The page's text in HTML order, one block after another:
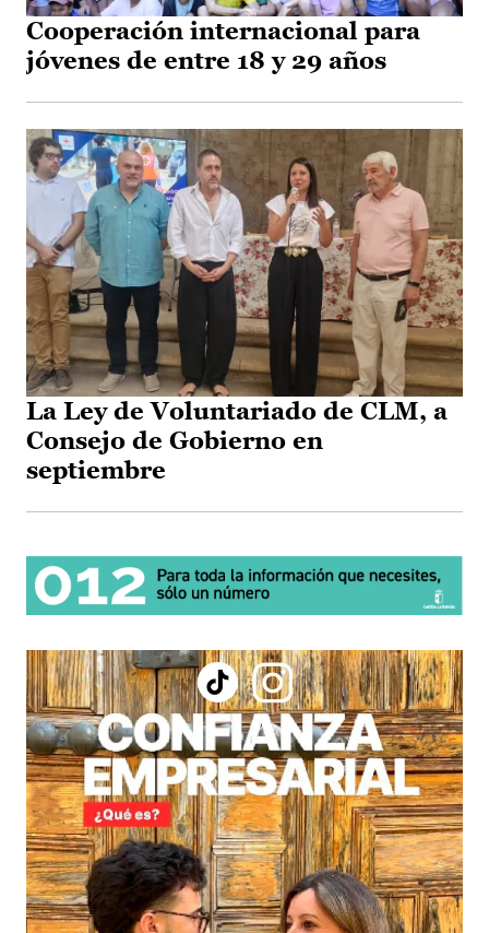
Cooperación internacional para
jóvenes de entre 18 y 29 años
La Ley de Voluntariado de CLM, a
Consejo de Gobierno en
septiembre